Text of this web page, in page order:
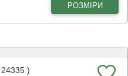
РОЗМІРИ
)